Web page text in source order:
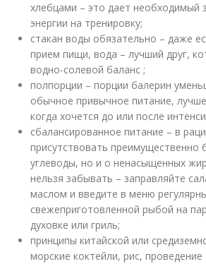
хлебцами – это дает необходимый
энергии на тренировку;
стакан воды обязательно – даже
прием пищи, вода – лучший друг,
водно-солевой баланс ;
полпорции – порции балерин
обычное привычное питание,
когда хочется до или после
сбалансированное питание – в
присутствовать преимущественно
углеводы, но и о ненасыщенных
нельзя забывать – заправляйте
маслом и введите в меню
свежеприготовленной рыбой на
духовке или гриль;
принципы китайской или
морские коктейли, рис,